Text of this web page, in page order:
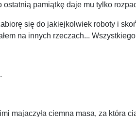
pamiątkę daje mu tylko
się do jakiejkolwiek roboty i
na innych rzeczach...
majaczyła ciemna masa, za która